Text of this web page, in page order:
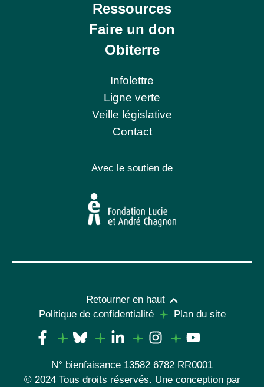
Ressources
Faire un don
Obiterre
Infolettre
Ligne verte
Veille législative
Contact
Avec le soutien de
N° bienfaisance 13582 6782 RR0001
© 2024 Tous droits réservés. Une conception par
Retourner en haut
Politique de confidentialité
Plan du site